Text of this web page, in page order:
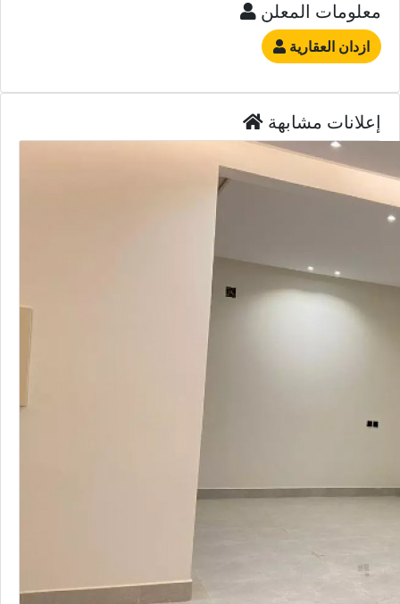
معلومات المعلن
ازدان العقارية
إعلانات مشابهة